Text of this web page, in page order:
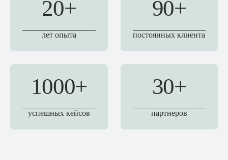
20+
лет опыта
90+
постоянных клиента
1000+
успешных кейсов
30+
партнеров